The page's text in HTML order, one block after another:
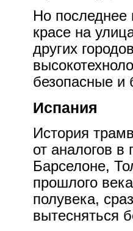
Но последнее
красе на
других
безопасные
Испания
История
от аналогов
Барселоне,
прошлого
полувека,
вытесняться